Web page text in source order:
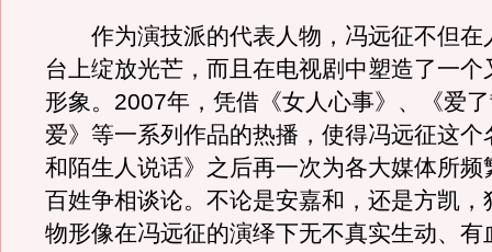
作为演技派的代表人物，冯远征不但在
台上绽放光芒，而且在电视剧中塑造了一个
形象。2007年，凭借《女人心事》、《爱
爱》等一系列作品的热播，使得冯远征这个
和陌生人说话》之后再一次为各大媒体所频
百姓争相谈论。不论是安嘉和，还是方凯，
物形像在冯远征的演绎下无不真实生动、有